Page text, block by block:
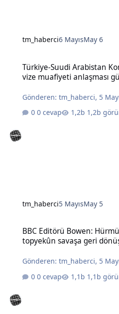
tm_haberci6 MayısMay 6
Türkiye-Suudi Arabistan
vize muafiyeti anlaşması
Gönderen:tm_haberci, 5
0 cevap
1,2b
tm_haberci5 MayısMay 5
BBC Editörü Bowen:
topyekûn savaşa geri
Gönderen:tm_haberci, 5
0 cevap
1,1b